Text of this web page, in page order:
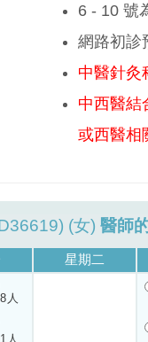
6 - 10 號
網路初診
中醫針灸
中西醫結
或西醫相